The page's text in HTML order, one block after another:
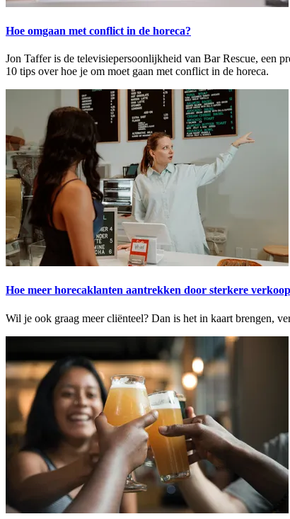
Hoe omgaan met conflict in de horeca?
Jon Taffer is de televisiepersoonlijkheid van Bar Rescue, een
10 tips over hoe je om moet gaan met conflict in de horeca.
Hoe meer horecaklanten aantrekken door sterkere
Wil je ook graag meer cliënteel? Dan is het in kaart brengen,